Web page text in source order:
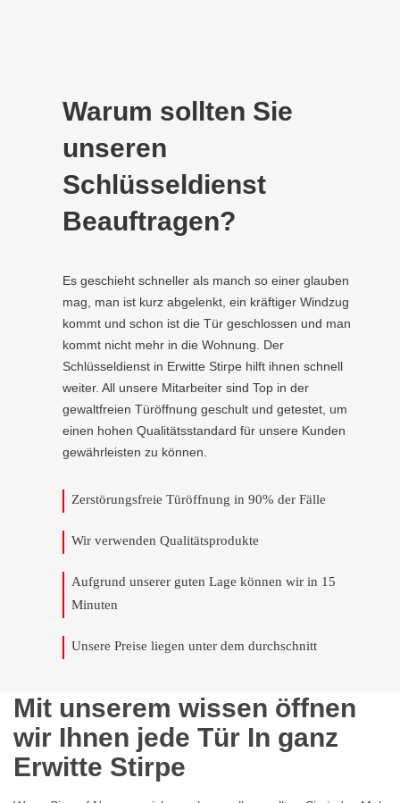
Warum sollten Sie
unseren
Schlüsseldienst
Beauftragen?
Es geschieht schneller als manch so einer glauben
mag, man ist kurz abgelenkt, ein kräftiger Windzug
kommt und schon ist die Tür geschlossen und man
kommt nicht mehr in die Wohnung. Der
Schlüsseldienst in Erwitte Stirpe hilft ihnen schnell
weiter. All unsere Mitarbeiter sind Top in der
gewaltfreien Türöffnung geschult und getestet, um
einen hohen Qualitätsstandard für unsere Kunden
gewährleisten zu können.
Zerstörungsfreie Türöffnung in 90% der Fälle
Wir verwenden Qualitätsprodukte
Aufgrund unserer guten Lage können wir in 15
Minuten
Unsere Preise liegen unter dem durchschnitt
Mit unserem wissen öffnen
wir Ihnen jede Tür In ganz
Erwitte Stirpe